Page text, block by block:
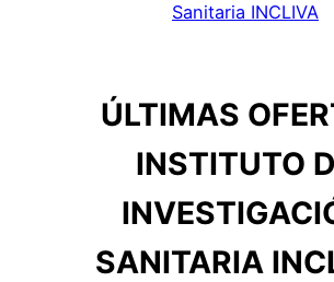
Sanitaria INCLIVA
ÚLTIMAS
INSTITUTO
SANITARIA